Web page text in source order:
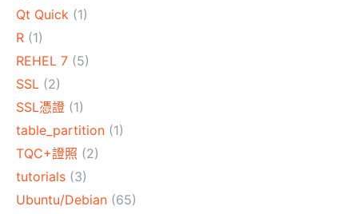
Qt Quick (1)
R (1)
REHEL 7 (5)
SSL (2)
SSL憑證 (1)
table_partition (1)
TQC+證照 (2)
tutorials (3)
Ubuntu/Debian (65)